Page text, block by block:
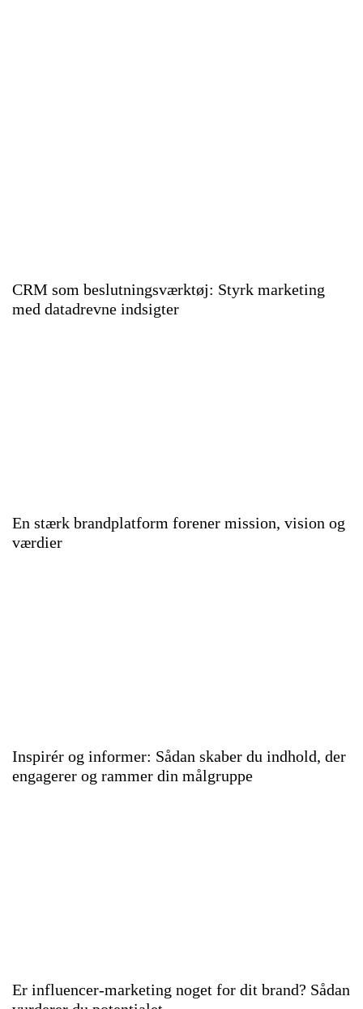
CRM som beslutningsværktøj: Styrk marketing
med datadrevne indsigter
En stærk brandplatform forener mission, vision og
værdier
Inspirér og informer: Sådan skaber du indhold, der
engagerer og rammer din målgruppe
Er influencer-marketing noget for dit brand? Sådan